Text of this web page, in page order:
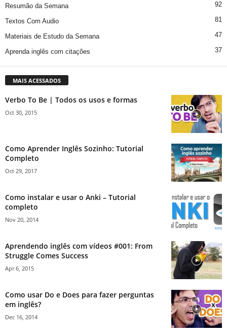
Resumão da Semana 92
Textos Com Audio 81
Materiais de Estudo da Semana 47
Aprenda inglês com citações 37
MAIS ACESSADOS
Verbo To Be | Todos os usos e formas
Oct 30, 2015
Como Aprender Inglês Sozinho: Tutorial
Completo
Oct 29, 2017
Como instalar e usar o Anki – Tutorial
completo
Nov 20, 2014
Aprendendo inglês com vídeos #001: From
Struggle Comes Success
Apr 6, 2015
Como usar Do e Does para fazer perguntas
em inglês?
Dec 16, 2014